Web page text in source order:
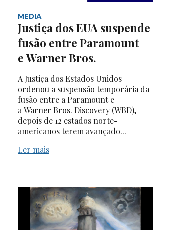
MEDIA
Justiça dos EUA suspende
fusão entre Paramount
e Warner Bros.
A Justiça dos Estados Unidos
ordenou a suspensão temporária da
fusão entre a Paramount e
a Warner Bros. Discovery (WBD),
depois de 12 estados norte-
americanos terem avançado...
Ler mais